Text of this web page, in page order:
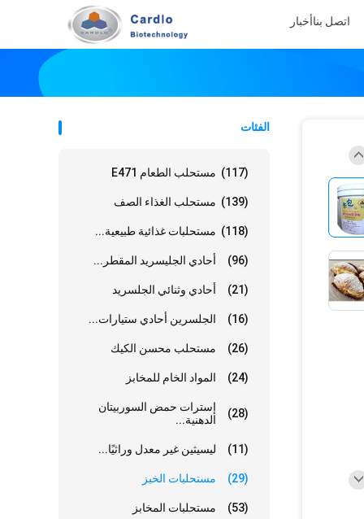
اتصل بناأخبار
الفئات
مستحلب الطعام E471 (117)
مستحلب الغذاء الصف (139)
مستحلبات غذائية طبيعية... (118)
أحادي الجليسريد المقطر... (96)
أحادي وثنائي الجلسريد (21)
الجلسرين أحادي ستيارات... (16)
مستحلب محسن الكيك (26)
المواد الخام للمخابز (24)
إسترات حمض السوربيتان
الدهنية...
(28)
ليسيثين غير معدل وراثيًا... (11)
مستحلبات الخبز (29)
مستحلبات المخابز (53)